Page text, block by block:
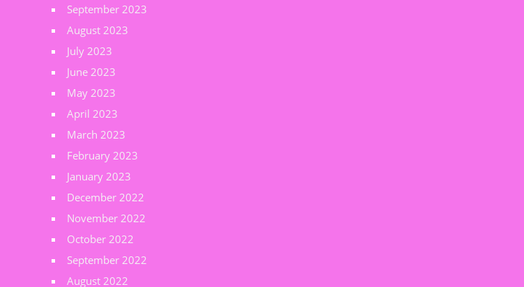
September 2023
August 2023
July 2023
June 2023
May 2023
April 2023
March 2023
February 2023
January 2023
December 2022
November 2022
October 2022
September 2022
August 2022